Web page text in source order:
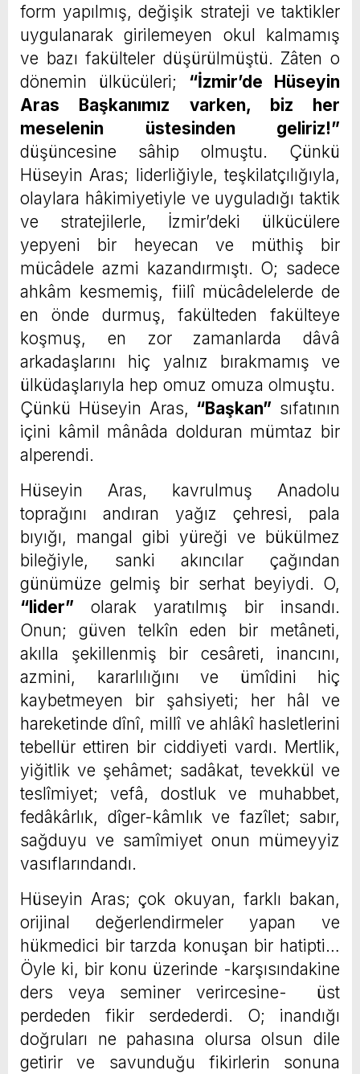
form yapılmış, değişik strateji ve taktikler
uygulanarak girilemeyen okul kalmamış
ve bazı fakülteler düşürülmüştü. Zâten o
dönemin ülkücüleri; “İzmir’de Hüseyin
Aras Başkanımız varken, biz her
meselenin üstesinden geliriz!”
düşüncesine sâhip olmuştu. Çünkü
Hüseyin Aras; liderliğiyle, teşkilatçılığıyla,
olaylara hâkimiyetiyle ve uyguladığı taktik
ve stratejilerle, İzmir’deki ülkücülere
yepyeni bir heyecan ve müthiş bir
mücâdele azmi kazandırmıştı. O; sadece
ahkâm kesmemiş, fiilî mücâdelelerde de
en önde durmuş, fakülteden fakülteye
koşmuş, en zor zamanlarda dâvâ
arkadaşlarını hiç yalnız bırakmamış ve
ülküdaşlarıyla hep omuz omuza olmuştu.
Çünkü Hüseyin Aras, “Başkan” sıfatının
içini kâmil mânâda dolduran mümtaz bir
alperendi.
Hüseyin Aras, kavrulmuş Anadolu
toprağını andıran yağız çehresi, pala
bıyığı, mangal gibi yüreği ve bükülmez
bileğiyle, sanki akıncılar çağından
günümüze gelmiş bir serhat beyiydi. O,
“lider” olarak yaratılmış bir insandı.
Onun; güven telkîn eden bir metâneti,
akılla şekillenmiş bir cesâreti, inancını,
azmini, kararlılığını ve ümîdini hiç
kaybetmeyen bir şahsiyeti; her hâl ve
hareketinde dînî, millî ve ahlâkî hasletlerini
tebellür ettiren bir ciddiyeti vardı. Mertlik,
yiğitlik ve şehâmet; sadâkat, tevekkül ve
teslîmiyet; vefâ, dostluk ve muhabbet,
fedâkârlık, dîger-kâmlık ve fazîlet; sabır,
sağduyu ve samîmiyet onun mümeyyiz
vasıflarındandı.
Hüseyin Aras; çok okuyan, farklı bakan,
orijinal değerlendirmeler yapan ve
hükmedici bir tarzda konuşan bir hatipti…
Öyle ki, bir konu üzerinde -karşısındakine
ders veya seminer verircesine- üst
perdeden fikir serdederdi. O; inandığı
doğruları ne pahasına olursa olsun dile
getirir ve savunduğu fikirlerin sonuna